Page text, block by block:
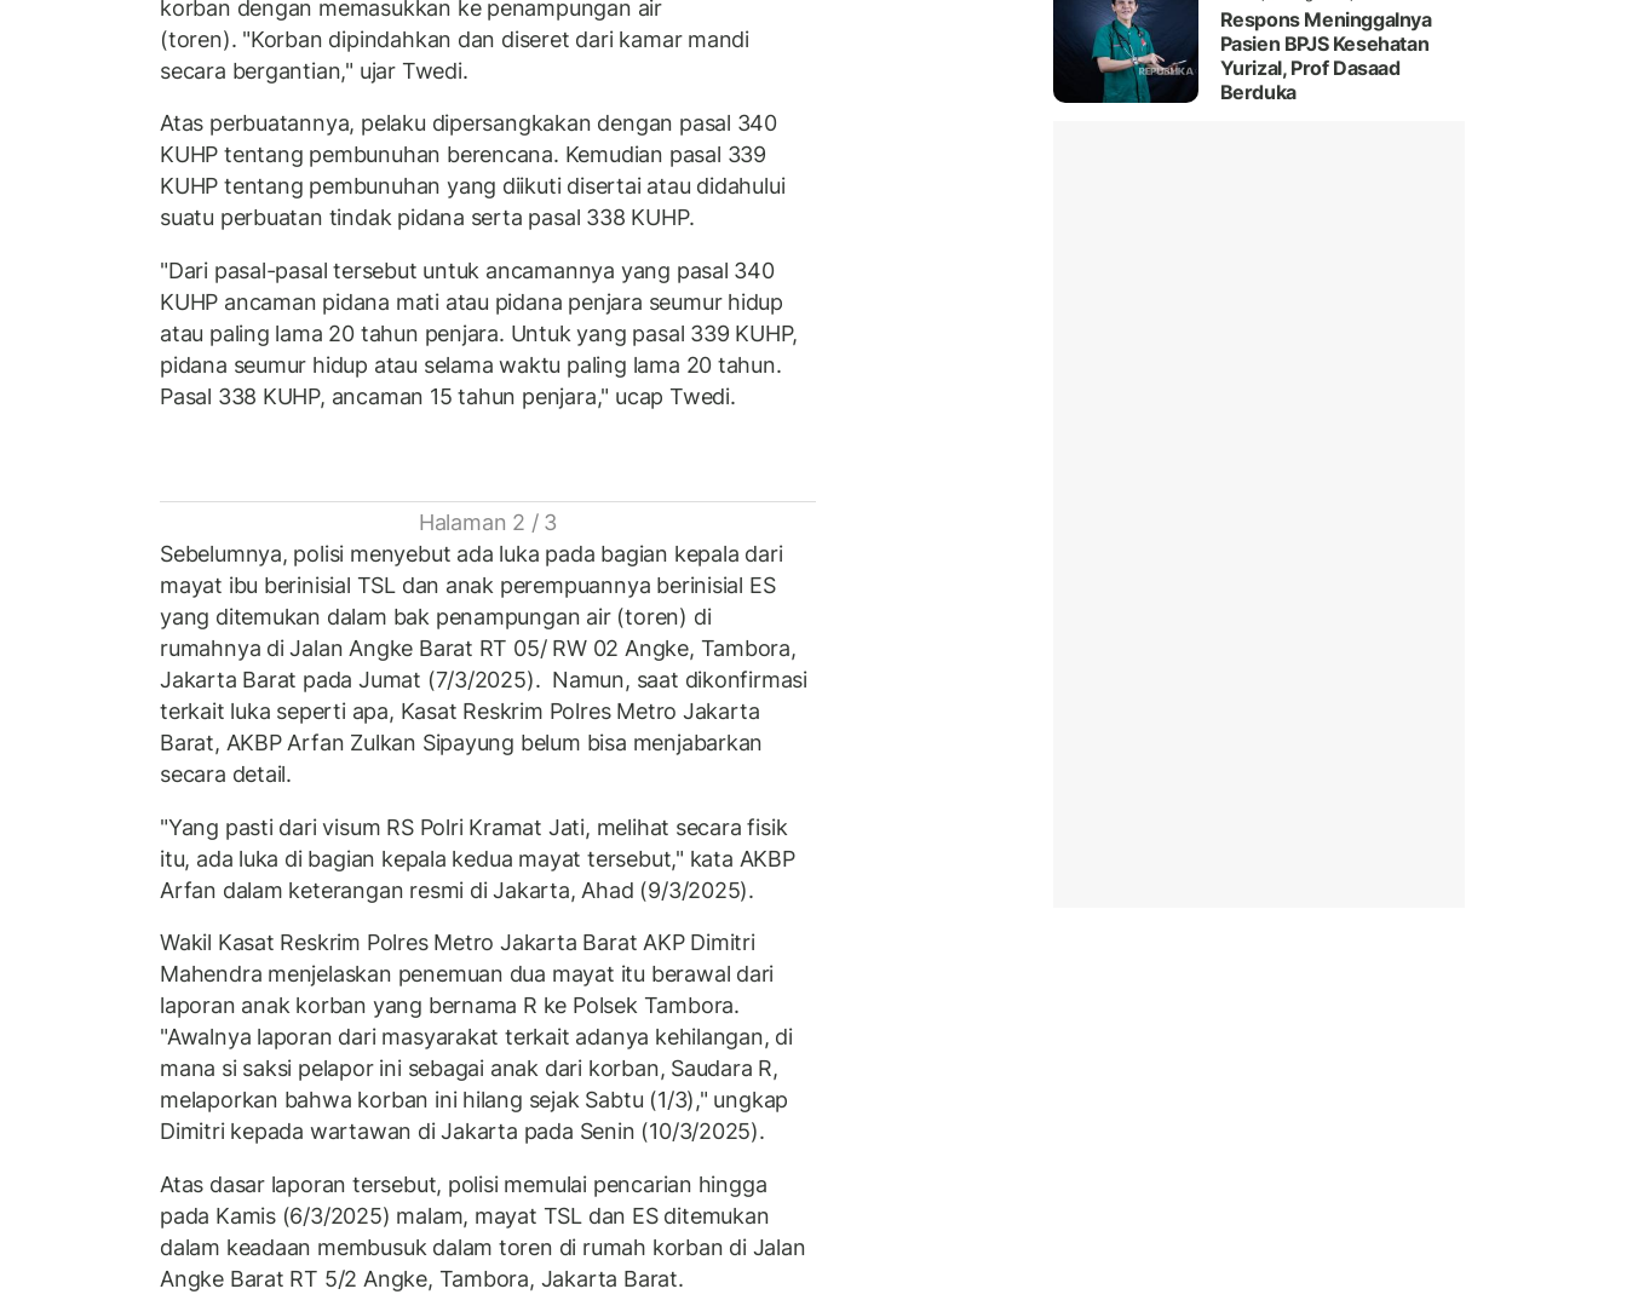
korban dengan memasukkan ke penampungan air
(toren). "Korban dipindahkan dan diseret dari kamar mandi
secara bergantian," ujar Twedi.
Atas perbuatannya, pelaku dipersangkakan dengan pasal 340
KUHP tentang pembunuhan berencana. Kemudian pasal 339
KUHP tentang pembunuhan yang diikuti disertai atau didahului
suatu perbuatan tindak pidana serta pasal 338 KUHP.
"Dari pasal-pasal tersebut untuk ancamannya yang pasal 340
KUHP ancaman pidana mati atau pidana penjara seumur hidup
atau paling lama 20 tahun penjara. Untuk yang pasal 339 KUHP,
pidana seumur hidup atau selama waktu paling lama 20 tahun.
Pasal 338 KUHP, ancaman 15 tahun penjara," ucap Twedi.
Halaman 2 / 3
Sebelumnya, polisi menyebut ada luka pada bagian kepala dari
mayat ibu berinisial TSL dan anak perempuannya berinisial ES
yang ditemukan dalam bak penampungan air (toren) di
rumahnya di Jalan Angke Barat RT 05/ RW 02 Angke, Tambora,
Jakarta Barat pada Jumat (7/3/2025). Namun, saat dikonfirmasi
terkait luka seperti apa, Kasat Reskrim Polres Metro Jakarta
Barat, AKBP Arfan Zulkan Sipayung belum bisa menjabarkan
secara detail.
"Yang pasti dari visum RS Polri Kramat Jati, melihat secara fisik
itu, ada luka di bagian kepala kedua mayat tersebut," kata AKBP
Arfan dalam keterangan resmi di Jakarta, Ahad (9/3/2025).
Wakil Kasat Reskrim Polres Metro Jakarta Barat AKP Dimitri
Mahendra menjelaskan penemuan dua mayat itu berawal dari
laporan anak korban yang bernama R ke Polsek Tambora.
"Awalnya laporan dari masyarakat terkait adanya kehilangan, di
mana si saksi pelapor ini sebagai anak dari korban, Saudara R,
melaporkan bahwa korban ini hilang sejak Sabtu (1/3)," ungkap
Dimitri kepada wartawan di Jakarta pada Senin (10/3/2025).
Atas dasar laporan tersebut, polisi memulai pencarian hingga
pada Kamis (6/3/2025) malam, mayat TSL dan ES ditemukan
dalam keadaan membusuk dalam toren di rumah korban di Jalan
Angke Barat RT 5/2 Angke, Tambora, Jakarta Barat.
Respons Meninggalnya
Pasien BPJS Kesehatan
Yurizal, Prof Dasaad
Berduka